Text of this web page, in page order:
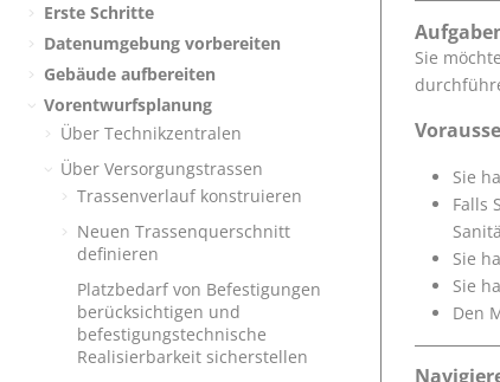
Erste Schritte
Datenumgebung vorbereiten
Gebäude aufbereiten
Vorentwurfsplanung
Über Technikzentralen
Über Versorgungstrassen
Trassenverlauf konstruieren
Neuen Trassenquerschnitt
definieren
Platzbedarf von Befestigungen
berücksichtigen und
befestigungstechnische
Realisierbarkeit sicherstellen
Sie
Sie
Falls
Sie
Sie
Den